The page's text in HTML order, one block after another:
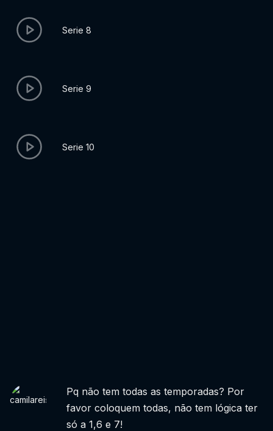
Serie 8
Serie 9
Serie 10
Pq não tem todas as temporadas? Por
favor coloquem todas, não tem lógica ter
só a 1,6 e 7!